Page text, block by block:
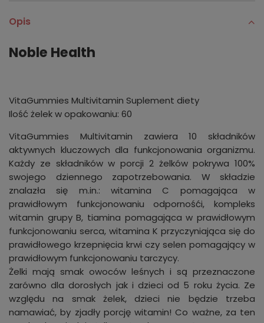
Opis
Noble Health
VitaGummies Multivitamin Suplement diety
Ilość żelek w opakowaniu: 60
VitaGummies Multivitamin zawiera 10 składników
aktywnych kluczowych dla funkcjonowania organizmu.
Każdy ze składników w porcji 2 żelków pokrywa 100%
swojego dziennego zapotrzebowania. W składzie
znalazła się m.in.: witamina C pomagająca w
prawidłowym funkcjonowaniu odpornośći, kompleks
witamin grupy B, tiamina pomagająca w prawidłowym
funkcjonowaniu serca, witamina K przyczyniająca się do
prawidłowego krzepnięcia krwi czy selen pomagający w
prawidłowym funkcjonowaniu tarczycy.
Żelki mają smak owoców leśnych i są przeznaczone
zarówno dla dorosłych jak i dzieci od 5 roku życia. Ze
względu na smak żelek, dzieci nie będzie trzeba
namawiać, by zjadły porcję witamin! Co ważne, za ten